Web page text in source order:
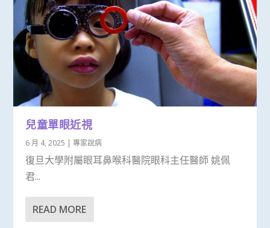
兒童單眼近視
6 月 4, 2025 |專家說病
復旦大學附屬眼耳鼻喉科醫院眼科主任醫師 姚佩
君...
READ MORE